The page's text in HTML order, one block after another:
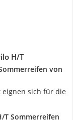
H/T
von
eignen sich für die
T Sommerreifen